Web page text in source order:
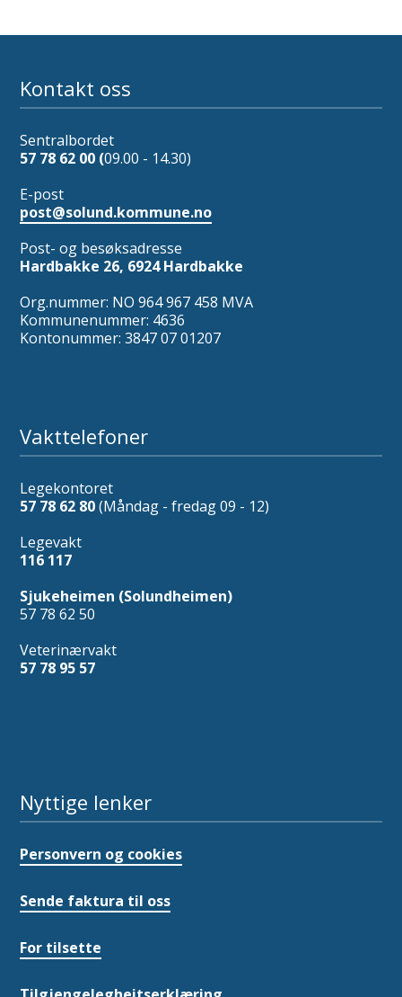
Kontakt oss
Sentralbordet
57 78 62 00 (09.00 - 14.30)
E-post
post@solund.kommune.no
Post- og besøksadresse
Hardbakke 26, 6924 Hardbakke
Org.nummer: NO 964 967 458 MVA
Kommunenummer: 4636
Kontonummer: 3847 07 01207
Vakttelefoner
Legekontoret
57 78 62 80(Måndag - fredag 09 - 12)
Legevakt
116 117
Sjukeheimen (Solundheimen)
57 78 62 50
Veterinærvakt
57 78 95 57
Nyttige lenker
Personvern og cookies
Sende faktura til oss
For tilsette